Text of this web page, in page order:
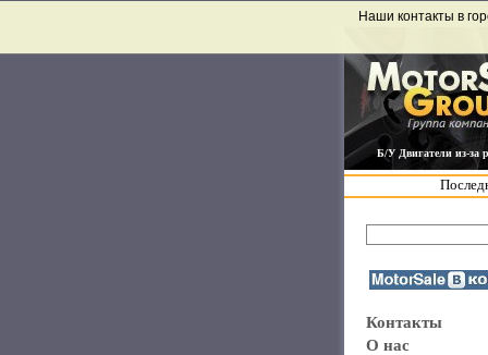
Б/У Двигатели из-за
Наши контакты в
Контакты
О нас